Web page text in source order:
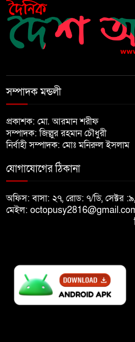
‘পলাতক
৬
খালেদা
অনিশ্চিত
৮
৯
বিজয়
ইসলামীর
সম্পাদক মন্ডলী
প্রকাশক: মো. আরমান শরীফ
সম্পাদক: জিল্লুর রহমান চৌধুরী
নির্বাহী সম্পাদক: মোঃ মনিরুল ইসলাম
যোগাযোগের ঠিকানা
অফিস: বাসা: ২৭, রোড: ৭/ডি, সেক্টর
মেইল: